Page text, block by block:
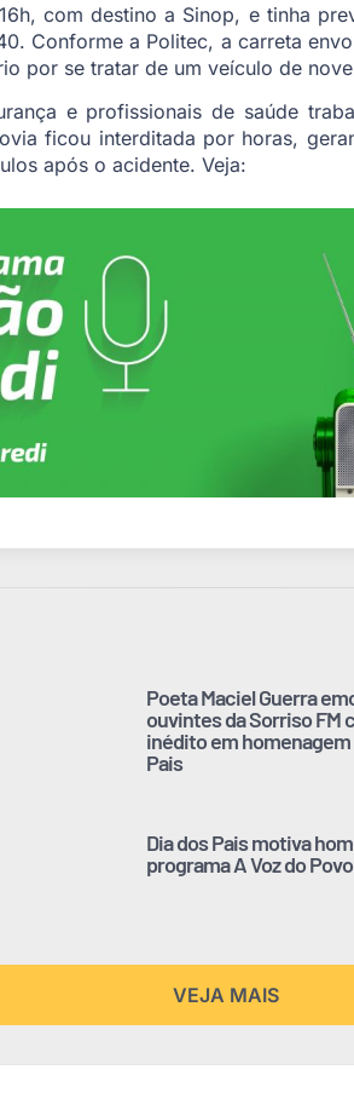
com destino a Sinop, e tinha
Conforme a Politec, a carreta
por se tratar de um veículo de
e profissionais de saúde
ficou interditada por horas,
após o acidente. Veja:
Poeta Maciel Guerra
ouvintes da Sorriso FM
inédito em homenagem
Pais
Dia dos Pais motiva
programa A Voz do Povo
VEJA MAIS